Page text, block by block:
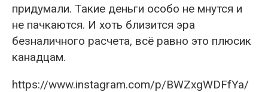
придумали. Такие деньги особо не мнутся и
не пачкаются. И хоть близится эра
безналичного расчета, всё равно это плюсик
канадцам.
https://www.instagram.com/p/BWZxgWDFfYa/